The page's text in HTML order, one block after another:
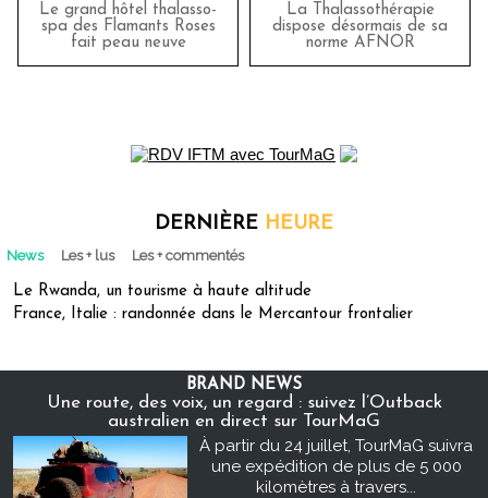
Le grand hôtel thalasso-
spa des Flamants Roses
fait peau neuve
La Thalassothérapie
dispose désormais de sa
norme AFNOR
DERNIÈRE HEURE
News Les + lus Les + commentés
Le Rwanda, un tourisme à haute altitude
France, Italie : randonnée dans le Mercantour frontalier
BRAND NEWS
Une route, des voix, un regard : suivez l’Outback
australien en direct sur TourMaG
À partir du 24 juillet, TourMaG suivra
une expédition de plus de 5 000
kilomètres à travers...